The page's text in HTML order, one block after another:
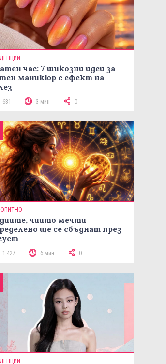
час: 7 шикозни идеи за
маникюр с ефект на
631 3 мин 0
чиито мечти
ще се сбъднат през
1 427 6 мин 0